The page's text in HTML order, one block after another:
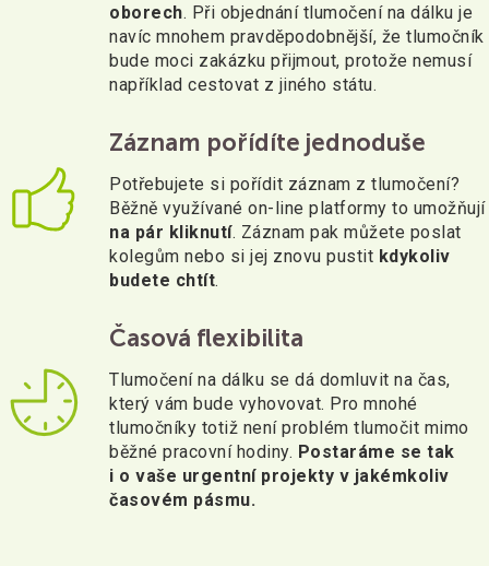
oborech. Při objednání tlumočení na dálku je
navíc mnohem pravděpodobnější, že tlumočník
bude moci zakázku přijmout, protože nemusí
například cestovat z jiného státu.
Záznam pořídíte jednoduše
Potřebujete si pořídit záznam z tlumočení?
Běžně využívané on-line platformy to umožňují
na pár kliknutí. Záznam pak můžete poslat
kolegům nebo si jej znovu pustit kdykoliv
budete chtít.
Časová flexibilita
Tlumočení na dálku se dá domluvit na čas,
který vám bude vyhovovat. Pro mnohé
tlumočníky totiž není problém tlumočit mimo
běžné pracovní hodiny. Postaráme se tak
i o vaše urgentní projekty v jakémkoliv
časovém pásmu.